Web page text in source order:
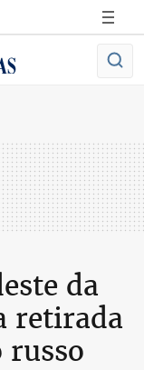
da
retirada
russo